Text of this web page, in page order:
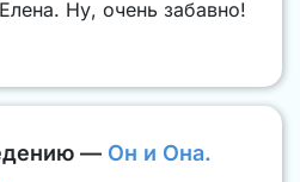
Ну, очень забавно!
— Он и Она.